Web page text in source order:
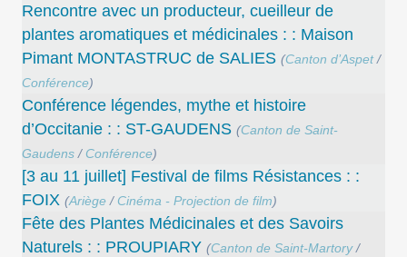
Rencontre avec un producteur, cueilleur de
plantes aromatiques et médicinales : : Maison
Pimant MONTASTRUC de SALIES (Canton d’Aspet/
Conférence)
Conférence légendes,‭ ‬mythe et histoire
d‭’‬Occitanie : : ST-GAUDENS (Canton de Saint-
Gaudens / Conférence)
[3 au 11 juillet] Festival de films Résistances : :
FOIX (Ariège / Cinéma - Projection de film)
Fête des Plantes Médicinales et des Savoirs
Naturels : : PROUPIARY (Canton de Saint-Martory/